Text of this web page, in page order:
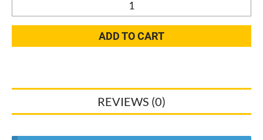
zagięcie
stopni
2416.1
15mm
miedź
ADD TO CART
REVIEWS (0)